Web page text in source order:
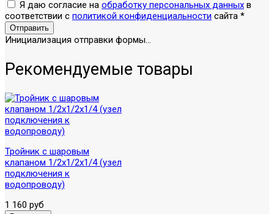
Я даю согласие на обработку персональных данных в
соответствии с политикой конфиденциальности сайта *
Отправить
Инициализация отправки формы...
Рекомендуемые товары
Тройник с шаровым
клапаном 1/2х1/2х1/4 (узел
подключения к
водопроводу)
1 160 руб